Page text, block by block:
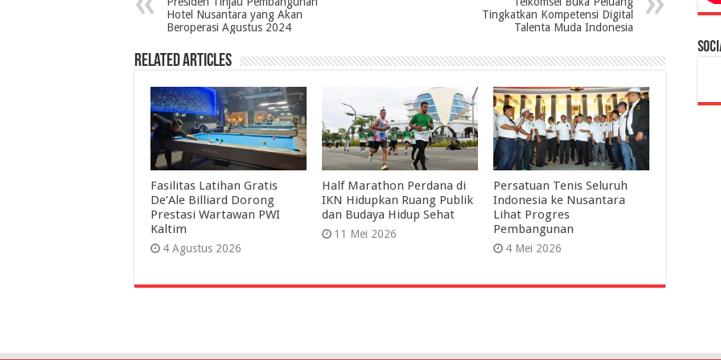
Hotel Nusantara yang Akan
Beroperasi Agustus 2024
Tingkatkan Kompetensi Digital
Talenta Muda Indonesia
Related Articles
Fasilitas Latihan Gratis
De’Ale Billiard Dorong
Prestasi Wartawan PWI
Kaltim
4 Agustus 2026
Half Marathon Perdana di
IKN Hidupkan Ruang Publik
dan Budaya Hidup Sehat
11 Mei 2026
Persatuan Tenis Seluruh
Indonesia ke Nusantara
Lihat Progres
Pembangunan
4 Mei 2026